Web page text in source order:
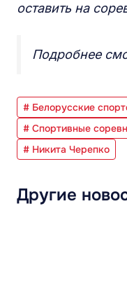
оставить на
Подробнее
# Белорусские
# Спортивные
# Никита Черепко
Другие